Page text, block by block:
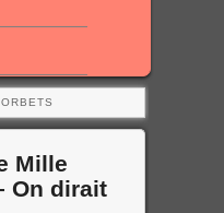
Mille
On dirait